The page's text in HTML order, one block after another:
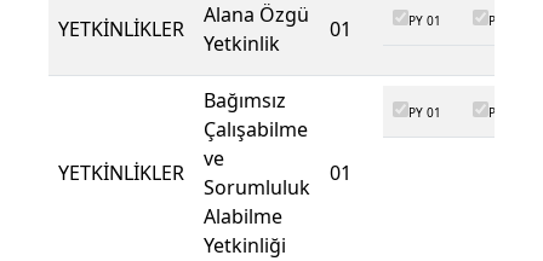
YETKİNLİKLER
Alana Özgü
Yetkinlik
01 PY 01 PY 02
YETKİNLİKLER
Bağımsız
Çalışabilme
ve
Sorumluluk
Alabilme
Yetkinliği
01
PY 01 PY 02